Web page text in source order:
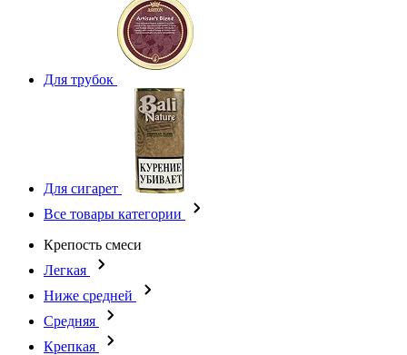
Для трубок
Для сигарет
Все товары категории
Крепость смеси
Легкая
Ниже средней
Средняя
Крепкая